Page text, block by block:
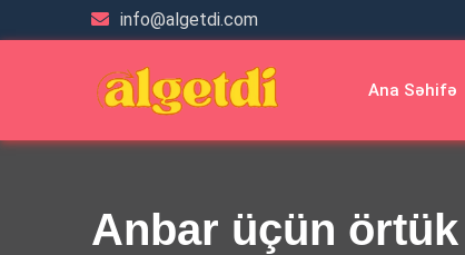
to
info@algetdi.com
Ana Səhifə
Anbar üçün örtük